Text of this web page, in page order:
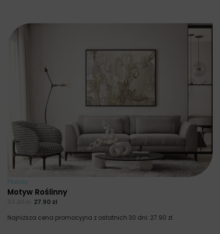
Plakaty
Motyw Roślinny
27.90 zł
Najniższa cena promocyjna z ostatnich 30 dni: 27.90 zł.